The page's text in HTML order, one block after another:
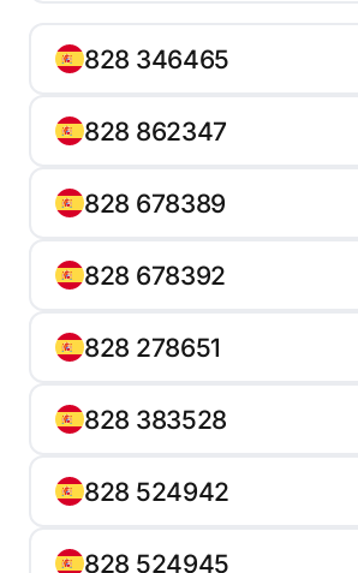
828 346465
828 862347
828 678389
828 678392
828 278651
828 383528
828 524942
828 524945